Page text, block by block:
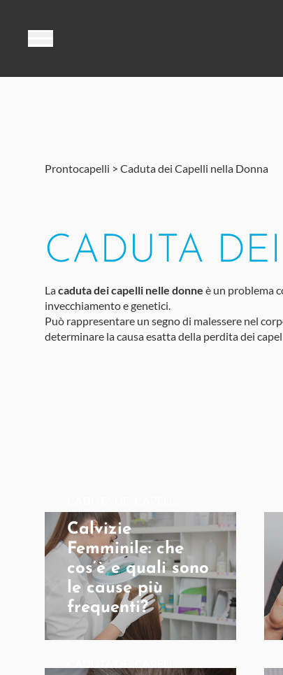
Prontocapelli > Caduta dei Capelli nella Donna
CADUTA
Lacaduta dei capelli nelle donne è un problema
invecchiamento e genetici.
Può rappresentare un segno di malessere nel
determinare la causa esatta della perdita dei
Calvizie
Femminile: che
cos’è e quali sono
le cause più
frequenti?